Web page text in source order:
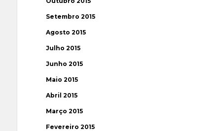
Setembro 2015
Agosto 2015
Julho 2015
Junho 2015
Maio 2015
Abril 2015
Março 2015
Fevereiro 2015